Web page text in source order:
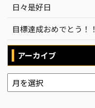
日々是好日
目標達成おめでとう！！
アーカイブ